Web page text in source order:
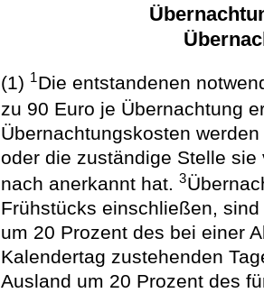
(1) 1Die entstandenen
zu 90 Euro je Übernachtung
Übernachtungskosten
oder die zuständige Stelle
nach anerkannt hat.3
Frühstücks einschließen,
um 20 Prozent des bei einer
Kalendertag zustehenden
Ausland um 20 Prozent des